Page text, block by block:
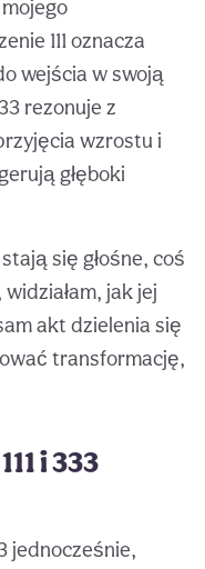
111 oznacza
wejścia w swoją
rezonuje z
wzrostu i
głęboki
się głośne, coś
jak jej
akt dzielenia się
transformację,
i 333
jednocześnie,